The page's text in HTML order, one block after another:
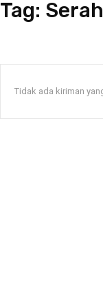
Tag:
Tidak ada kiriman